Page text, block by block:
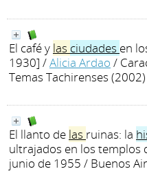
El café y las ciudades en
1930] /Alicia Ardao /
Temas Tachirenses (2002)
El llanto de las ruinas: la
ultrajados en los templos
junio de 1955 / Buenos